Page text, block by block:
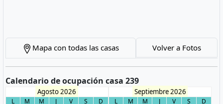
Mapa con todas las casas Volver a Fotos
Calendario de ocupación casa 239
Agosto 2026
L M M J V S
D
Septiembre 2026
L M M J V S
D